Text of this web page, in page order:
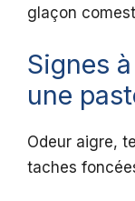
glaçon
Signes
une
Odeur aigre,
taches